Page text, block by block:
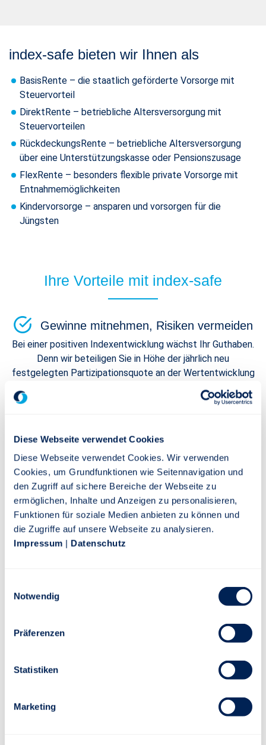
Diese Webseite verwendet Cookies
Diese Webseite verwendet Cookies. Wir verwenden
Cookies, um Grundfunktionen wie Seitennavigation und
den Zugriff auf sichere Bereiche der Webseite zu
ermöglichen, Inhalte und Anzeigen zu personalisieren,
Funktionen für soziale Medien anbieten zu können und
die Zugriffe auf unsere Webseite zu analysieren.
Impressum | Datenschutz
Notwendig
Präferenzen
Statistiken
Marketing
index-safe bieten wir Ihnen als
BasisRente – die staatlich geförderte Vorsorge mit
Steuervorteil
DirektRente – betriebliche Altersversorgung mit
Steuervorteilen
RückdeckungsRente – betriebliche Altersversorgung
über eine Unterstützungskasse oder Pensionszusage
FlexRente – besonders flexible private Vorsorge mit
Entnahmemöglichkeiten
Kindervorsorge – ansparen und vorsorgen für die
Jüngsten
Ihre Vorteile mit index-safe
Gewinne mitnehmen, Risiken vermeiden
Bei einer positiven Indexentwicklung wächst Ihr Guthaben.
Denn wir beteiligen Sie in Höhe der jährlich neu
festgelegten Partizipationsquote an der Wertentwicklung
des Index. Bei einer negativen Entwicklung kann Ihr einmal
erreichtes Guthaben nicht mehr fallen. Und Sie können
Die Stuttgarter legt die Höhe der Partizipationsquote und
der sicheren Verzinsung jährlich neu fest. Beide Werte
hängen vor allem von der Höhe der jährlichen Überschüsse
ab.
Innovativer Index
Der M-A-X Multi-Asset Index investiert in verschiedene
Steigern Sie Ihre Renditechancen
Turbo Plus vereinbaren. Sie investieren einen kleinen Teil